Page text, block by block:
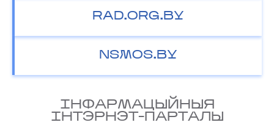
RAD.ORG.BY
NSMOS.BY
IНФАРМАЦЫЙНЫЯ
IНТЭРНЭТ-ПАРТАЛЫ